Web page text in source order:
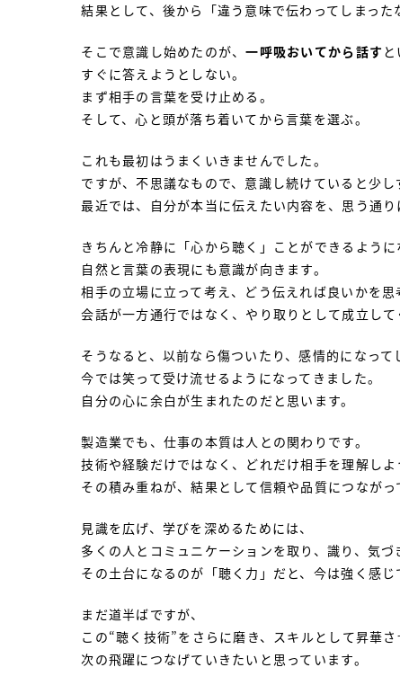
結果として、後から「違う意味で伝わってしまっ
そこで意識し始めたのが、一呼吸おいてから話す と
すぐに答えようとしない。
まず相手の言葉を受け止める。
そして、心と頭が落ち着いてから言葉を選ぶ。
これも最初はうまくいきませんでした。
ですが、不思議なもので、意識し続けていると少し
最近では、自分が本当に伝えたい内容を、思う通り
きちんと冷静に「心から聴く」ことができるように
自然と言葉の表現にも意識が向きます。
相手の立場に立って考え、どう伝えれば良いかを思
会話が一方通行ではなく、やり取りとして成立して
そうなると、以前なら傷ついたり、感情的になって
今では笑って受け流せるようになってきました。
自分の心に余白が生まれたのだと思います。
製造業でも、仕事の本質は人との関わりです。
技術や経験だけではなく、どれだけ相手を理解しよ
その積み重ねが、結果として信頼や品質につながっ
見識を広げ、学びを深めるためには、
多くの人とコミュニケーションを取り、識り、気づ
その土台になるのが「聴く力」だと、今は強く感じ
まだ道半ばですが、
この“聴く技術”をさらに磨き、スキルとして昇華さ
次の飛躍につなげていきたいと思っています。